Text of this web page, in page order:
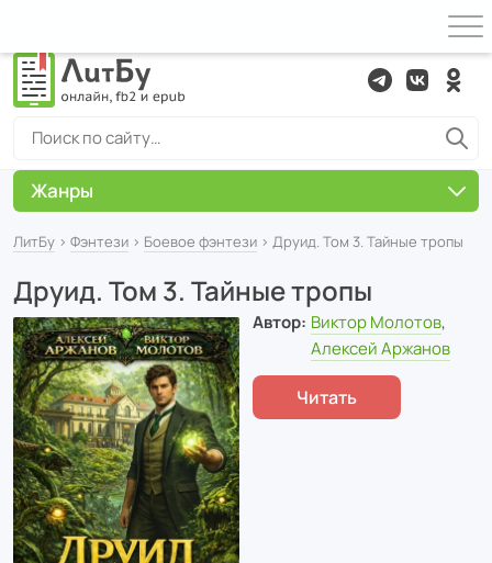
ЛитБу › Фэнтези › Боевое фэнтези › Друид. Том 3. Тайные тропы
Друид. Том 3. Тайные тропы
Автор: Виктор Молотов,
Алексей Аржанов
Читать
Жанры